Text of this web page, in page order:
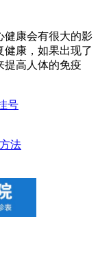
健康会有很大的影
健康，如果出现了
提高人体的免疫
号
法